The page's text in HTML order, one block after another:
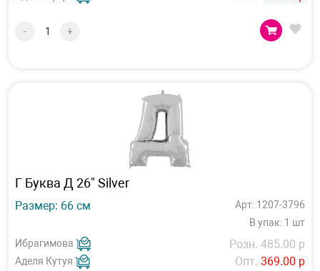
- +
Г Буква Д 26" Silver
Размер: 66 см
Арт: 1207-3796
В упак: 1 шт
Ибрагимова
Аделя Кутуя
Розн. 485.00 р
Опт. 369.00 р